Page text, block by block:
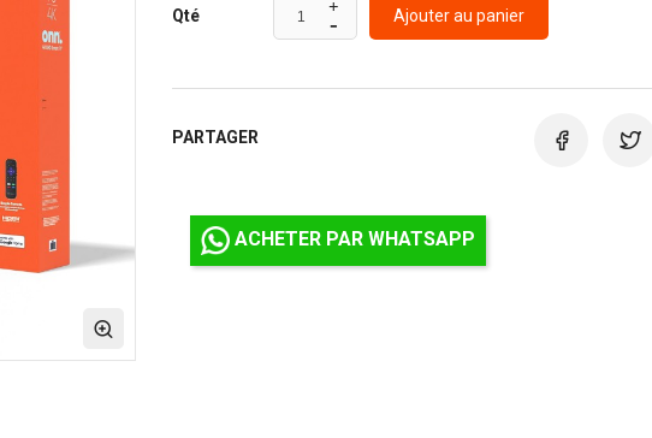
Qté Ajouter au panier
PARTAGER
ACHETER PAR WHATSAPP